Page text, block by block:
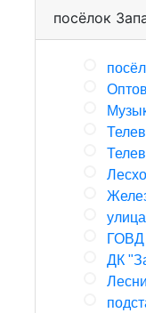
посёлок
ГОВД
ДК